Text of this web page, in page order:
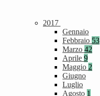
2017
Gennaio
Febbraio 53
Marzo 42
Aprile 9
Maggio 2
Giugno
Luglio
Agosto 1